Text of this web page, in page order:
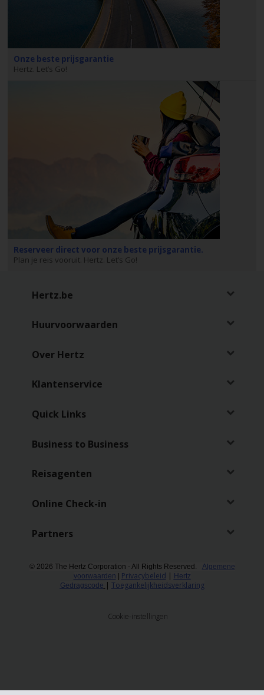
Onze beste prijsgarantie
Hertz. Let’s Go!
Reserveer direct voor onze beste prijsgarantie.
Plan je reis vooruit. Hertz. Let’s Go!
Hertz.be
Huurvoorwaarden
Over Hertz
Klantenservice
Quick Links
Business to Business
Reisagenten
Online Check-in
Partners
© 2026 The Hertz Corporation - All Rights Reserved.
Algemene
voorwaarden
Privacybeleid | Hertz
Gedragscode | Toegankelijkheidsverklaring
Cookie-instellingen